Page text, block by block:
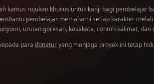
kamus rujukan khusus untuk kanji bagi pembelajar
pembelajar memahami setiap karakter
urutan goresan, kosakata, contoh kalimat, dan
para donaturyang menjaga proyek ini tetap